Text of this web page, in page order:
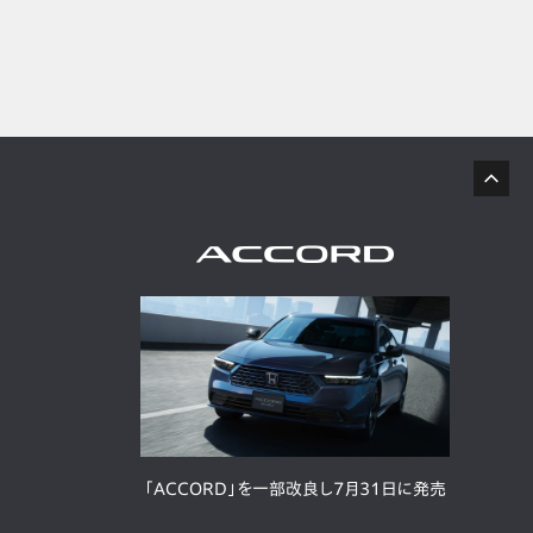
「ACCORD」を一部改良し7月31日に発売